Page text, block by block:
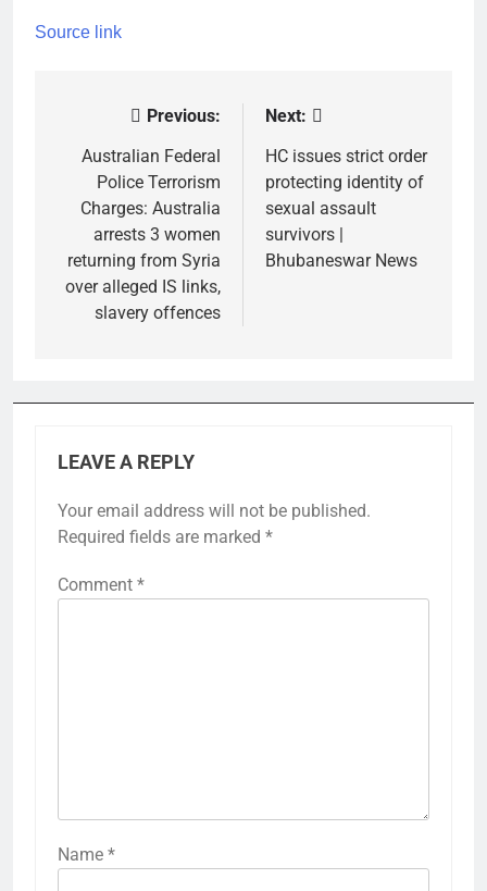
Source link
navigation
Previous:
Australian Federal
Police Terrorism
Charges: Australia
arrests 3 women
returning from Syria
over alleged IS links,
slavery offences
Next:
HC issues strict order
protecting identity of
sexual assault
survivors |
Bhubaneswar News
LEAVE A REPLY
Your email address will not be published.
Required fields are marked *
Comment *
Name *